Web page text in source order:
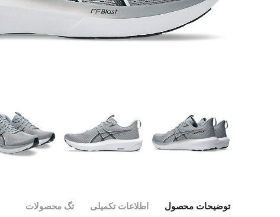
توضیحات محصول اطلاعات تکمیلی تگ محصولات